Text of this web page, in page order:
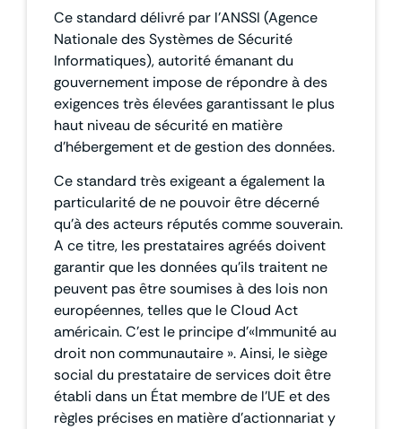
Ce standard délivré par l’ANSSI (Agence
Nationale des Systèmes de Sécurité
Informatiques), autorité émanant du
gouvernement impose de répondre à des
exigences très élevées garantissant le plus
haut niveau de sécurité en matière
d’hébergement et de gestion des données.
Ce standard très exigeant a également la
particularité de ne pouvoir être décerné
qu’à des acteurs réputés comme souverain.
A ce titre, les prestataires agréés doivent
garantir que les données qu’ils traitent ne
peuvent pas être soumises à des lois non
européennes, telles que le Cloud Act
américain. C’est le principe d’«Immunité au
droit non communautaire ». Ainsi, le siège
social du prestataire de services doit être
établi dans un État membre de l’UE et des
règles précises en matière d’actionnariat y